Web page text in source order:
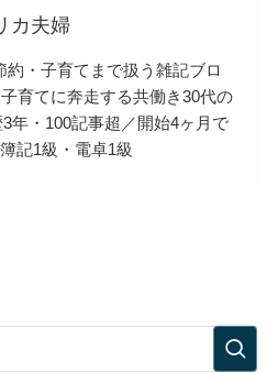
カ夫婦
・子育てまで扱う雑記ブロ
育てに奔走する共働き30代の
年・100記事超／開始4ヶ月で
記1級・電卓1級